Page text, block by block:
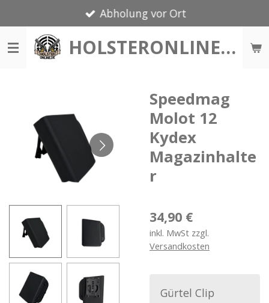
Hauptinhalt
springen
HOLSTERONLINE.DE
Abholung vor Ort
Speedmag
Molot 12
Kydex
Magazinhalte
r
34,90 €
inkl. MwSt zzgl.
Versandkosten
Gürtel Clip